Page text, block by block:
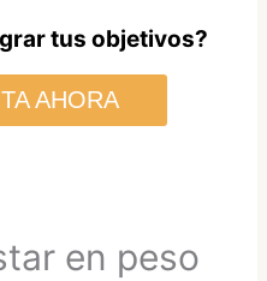
tus objetivos?
AHORA
en peso